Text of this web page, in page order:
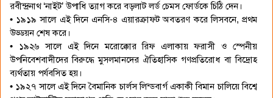
রবীন্দ্রনাথ ‘নাইট’ উপাধি ত্যাগ করে বড়লাট লর্ড চেমস ফোর্ডকে চিঠি দেন।
• ১৯১৯ সালে এই দিনে এনসি-৪ এয়ারক্রাফট অবতরণ করে লিসবনে, প্রথম
উড্ডয়ন শেষ করে।
• ১৯২৬ সালে এই দিনে মরোক্কোর রিফ এলাকায় ফরাসী ও স্পেনীয়
উপনিবেশবাদীদের বিরুদ্ধে মুসলমানদের ঐতিহাসিক গণপ্রতিরোধ বা বিদ্রোহ
ব্যর্থতায় পর্যবসিত হয়।
• ১৯২৭ সালে এই দিনে বৈমানিক চার্লস লিন্ডবার্গ একাকী বিমান চালিয়ে বিশ্বে